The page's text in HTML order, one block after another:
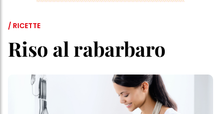
/ RICETTE
Riso al rabarbaro